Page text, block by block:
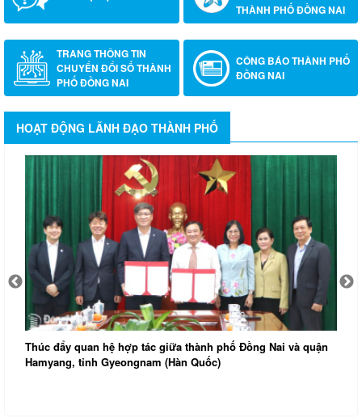
THÀNH PHỐ ĐỒNG NAI
TRANG THÔNG TIN
CHUYỂN ĐỔI SỐ THÀNH
PHỐ ĐỒNG NAI
CÔNG BÁO THÀNH PHỐ
ĐỒNG NAI
HOẠT ĐỘNG LÃNH ĐẠO THÀNH PHỐ
Thúc đẩy quan hệ hợp tác giữa thành phố Đồng Nai và quận
Hamyang, tỉnh Gyeongnam (Hàn Quốc)